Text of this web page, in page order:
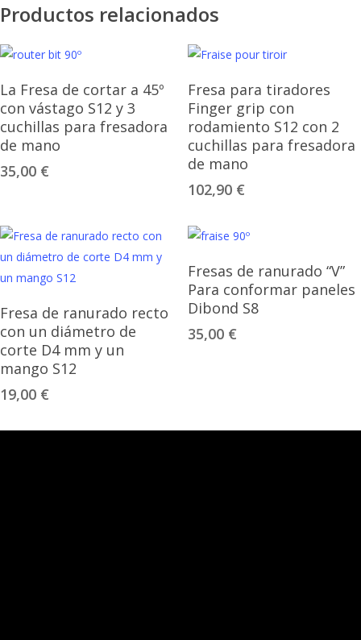
Productos relacionados
Añadir Al Carrito
La Fresa de cortar a 45º
con vástago S12 y 3
cuchillas para fresadora
de mano
35,00 €
Añadir Al Carrito
Fresa para tiradores
Finger grip con
rodamiento S12 con 2
cuchillas para fresadora
de mano
102,90 €
Añadir Al Carrito
Fresa de ranurado recto
con un diámetro de
corte D4 mm y un
mango S12
19,00 €
Fresas de ranurado “V”
Para conformar paneles
Dibond S8
35,00 €